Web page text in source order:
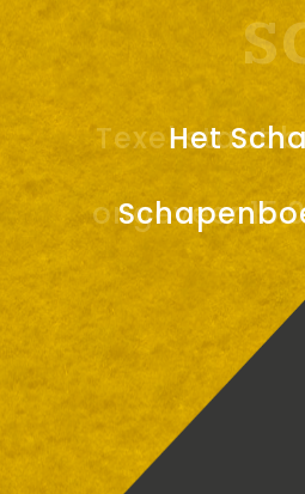
Het
Texel staat
ongeveer